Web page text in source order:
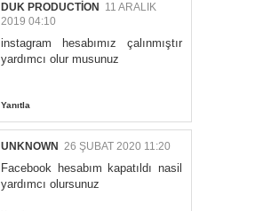
DUK PRODUCTİON
11 ARALIK
2019 04:10
instagram hesabımız çalınmıştır
yardımcı olur musunuz
Yanıtla
UNKNOWN 26 ŞUBAT 2020 11:20
Facebook hesabım kapatıldı nasil
yardımcı olursunuz